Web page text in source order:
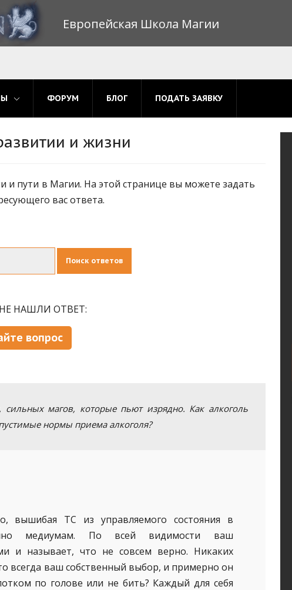
Европейская Школа Магии
ФОРУМ БЛОГ ПОДАТЬ ЗАЯВКУ
и жизни
пути в Магии. На этой странице вы можете задать
вас ответа.
Поиск ответов
НАШЛИ ОТВЕТ:
вопрос
магов, которые пьют изрядно. Как алкоголь
нормы приема алкоголя?
вышибая ТС из управляемого состояния в
медиумам. По всей видимости ваш
и называет, что не совсем верно. Никаких
всегда ваш собственный выбор, и примерно он
по голове или не бить? Каждый для себя